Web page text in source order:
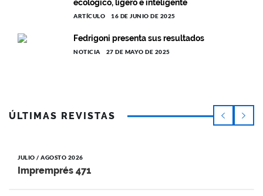
ecológico, ligero e inteligente
ARTÍCULO 16 DE JUNIO DE 2025
Fedrigoni presenta sus resultados
NOTICIA 27 DE MAYO DE 2025
ÚLTIMAS REVISTAS
JULIO / AGOSTO 2026
Impremprés 471